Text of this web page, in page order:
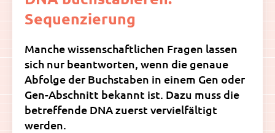
Sequenzierung
Manche wissenschaftlichen Fragen lassen
sich nur beantworten, wenn die genaue
Abfolge der Buchstaben in einem Gen oder
Gen-Abschnitt bekannt ist. Dazu muss die
betreffende DNA zuerst vervielfältigt
werden.